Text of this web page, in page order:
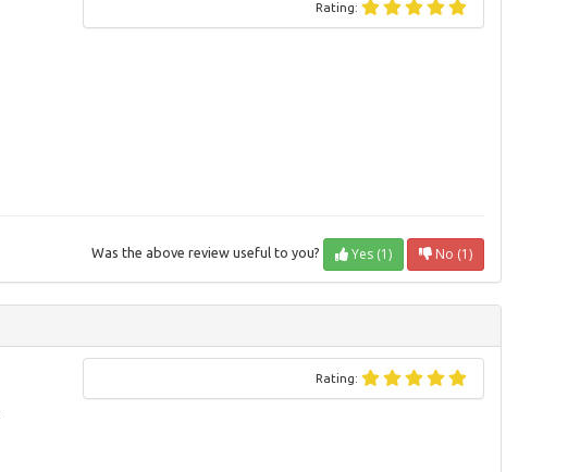
Rating:
Was the above review useful to you? Yes (1) No (1)
Rating: